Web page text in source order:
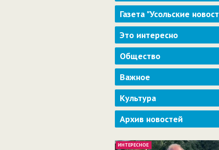
Газета "Усольские
Это интересно
Общество
Важное
Культура
Архив новостей
ИНТЕРЕСНОЕ